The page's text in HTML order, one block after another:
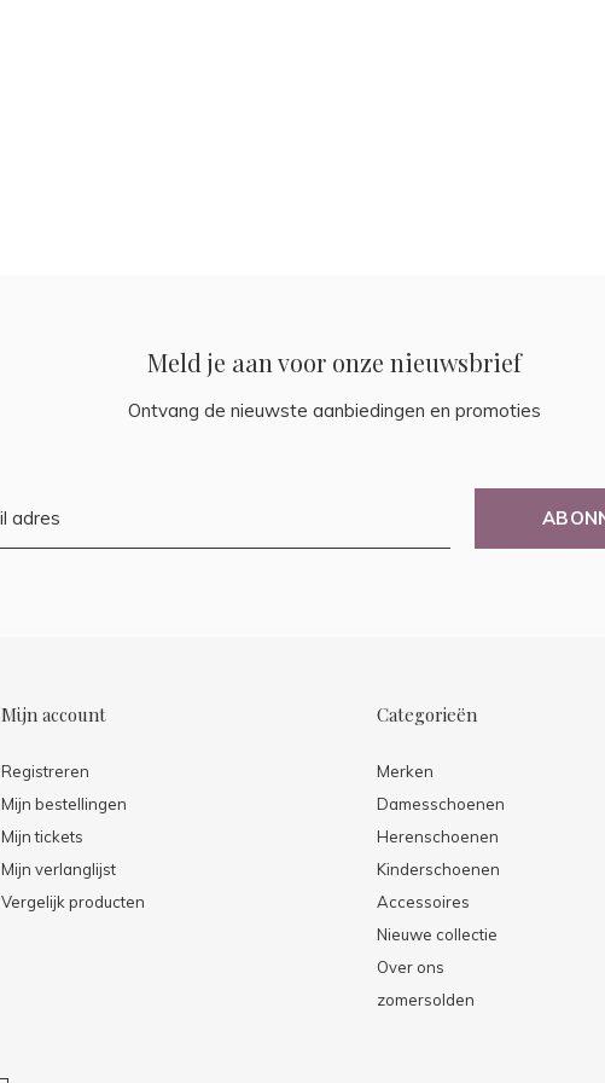
Meld je aan voor onze nieuwsbrief
Ontvang de nieuwste aanbiedingen en promoties
Mijn account
Registreren
Mijn bestellingen
Mijn tickets
Mijn verlanglijst
Vergelijk producten
Categorieën
Merken
Damesschoenen
Herenschoenen
Kinderschoenen
Accessoires
Nieuwe collectie
Over ons
zomersolden